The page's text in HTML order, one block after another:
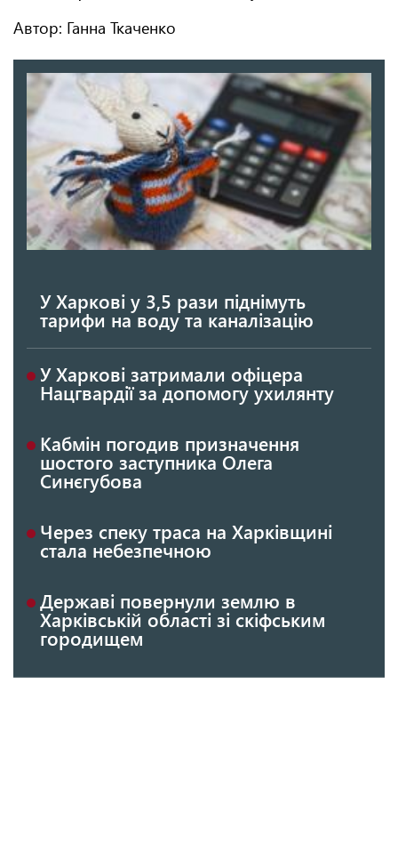
Автор: Ганна Ткаченко
У Харкові у 3,5 рази піднімуть
тарифи на воду та каналізацію
У Харкові затримали офіцера
Нацгвардії за допомогу ухилянту
Кабмін погодив призначення
шостого заступника Олега
Синєгубова
Через спеку траса на Харківщині
стала небезпечною
Державі повернули землю в
Харківській області зі скіфським
городищем